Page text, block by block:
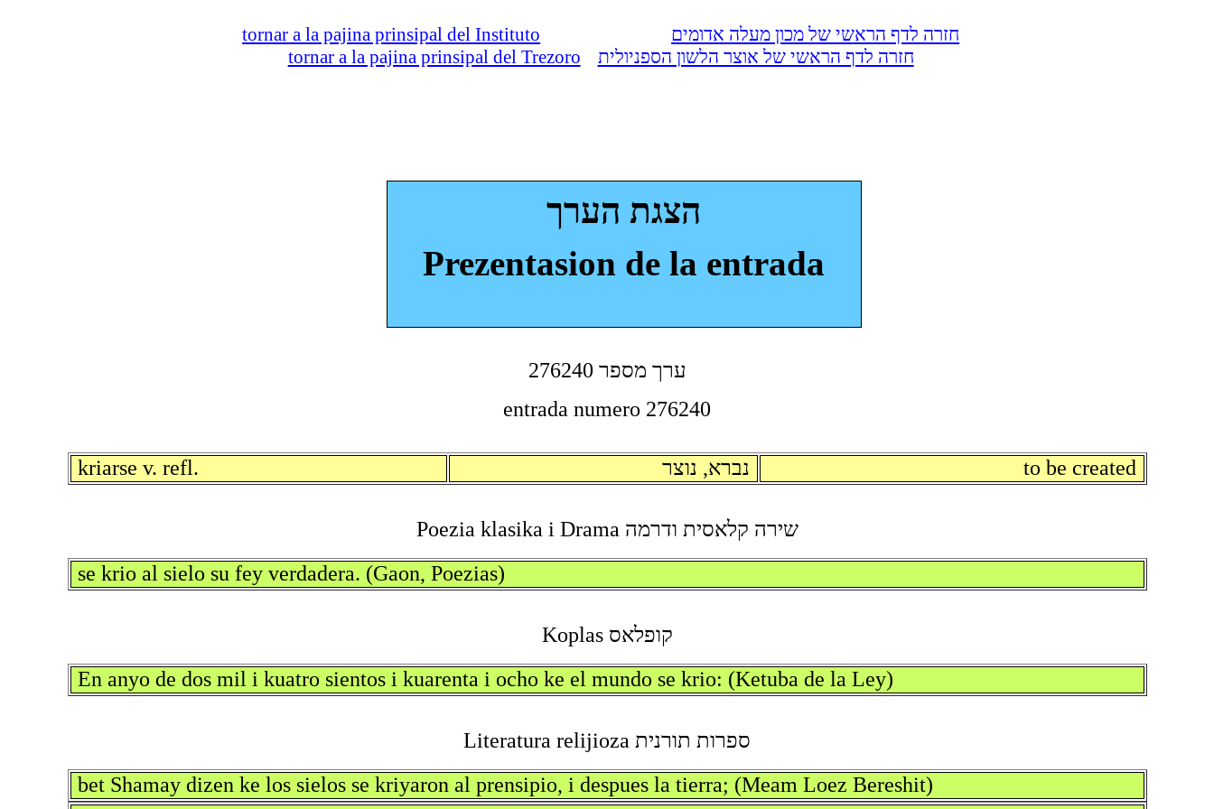
חזרה לדף הראשי של מכון מעלה אדומים
tornar a la pajina prinsipal del Instituto
חזרה לדף הראשי של אוצר הלשון הספניולית
tornar a la pajina prinsipal del Trezoro
הצגת הערך
Prezentasion de la entrada
276240 ערך מספר
entrada numero 276240
kriarse v. refl. נברא, נוצר to be created
שירה קלאסית ודרמה Poezia klasika i Drama
se krio al sielo su fey verdadera. (Gaon, Poezias)
קופלאס Koplas
En anyo de dos mil i kuatro sientos i kuarenta i ocho ke el mundo se krio: (Ketuba de la Ley)
ספרות תורנית Literatura relijioza
bet Shamay dizen ke los sielos se kriyaron al prensipio, i despues la tierra; (Meam Loez Bereshit)